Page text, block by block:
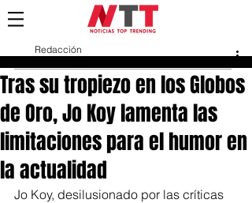
Tras su tropiezo en los Globos
de Oro, Jo Koy lamenta las
limitaciones para el humor en
la actualidad
Redacción
Jo Koy, desilusionado por las críticas